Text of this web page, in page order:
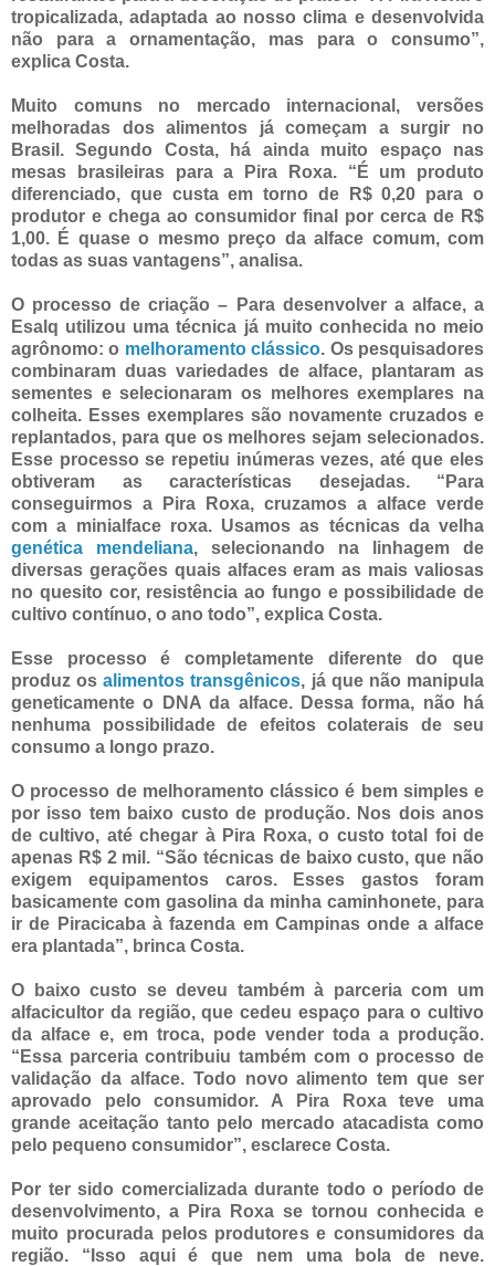
tropicalizada, adaptada ao nosso clima e desenvolvida
não para a ornamentação, mas para o consumo”,
explica Costa.
Muito comuns no mercado internacional, versões
melhoradas dos alimentos já começam a surgir no
Brasil. Segundo Costa, há ainda muito espaço nas
mesas brasileiras para a Pira Roxa. “É um produto
diferenciado, que custa em torno de R$ 0,20 para o
produtor e chega ao consumidor final por cerca de R$
1,00. É quase o mesmo preço da alface comum, com
todas as suas vantagens”, analisa.
O processo de criação – Para desenvolver a alface, a
Esalq utilizou uma técnica já muito conhecida no meio
agrônomo: o melhoramento clássico. Os pesquisadores
combinaram duas variedades de alface, plantaram as
sementes e selecionaram os melhores exemplares na
colheita. Esses exemplares são novamente cruzados e
replantados, para que os melhores sejam selecionados.
Esse processo se repetiu inúmeras vezes, até que eles
obtiveram as características desejadas. “Para
conseguirmos a Pira Roxa, cruzamos a alface verde
com a minialface roxa. Usamos as técnicas da velha
genética mendeliana, selecionando na linhagem de
diversas gerações quais alfaces eram as mais valiosas
no quesito cor, resistência ao fungo e possibilidade de
cultivo contínuo, o ano todo”, explica Costa.
Esse processo é completamente diferente do que
produz osalimentos transgênicos, já que não manipula
geneticamente o DNA da alface. Dessa forma, não há
nenhuma possibilidade de efeitos colaterais de seu
consumo a longo prazo.
O processo de melhoramento clássico é bem simples e
por isso tem baixo custo de produção. Nos dois anos
de cultivo, até chegar à Pira Roxa, o custo total foi de
apenas R$ 2 mil. “São técnicas de baixo custo, que não
exigem equipamentos caros. Esses gastos foram
basicamente com gasolina da minha caminhonete, para
ir de Piracicaba à fazenda em Campinas onde a alface
era plantada”, brinca Costa.
O baixo custo se deveu também à parceria com um
alfacicultor da região, que cedeu espaço para o cultivo
da alface e, em troca, pode vender toda a produção.
“Essa parceria contribuiu também com o processo de
validação da alface. Todo novo alimento tem que ser
aprovado pelo consumidor. A Pira Roxa teve uma
grande aceitação tanto pelo mercado atacadista como
pelo pequeno consumidor”, esclarece Costa.
Por ter sido comercializada durante todo o período de
desenvolvimento, a Pira Roxa se tornou conhecida e
muito procurada pelos produtores e consumidores da
região. “Isso aqui é que nem uma bola de neve.